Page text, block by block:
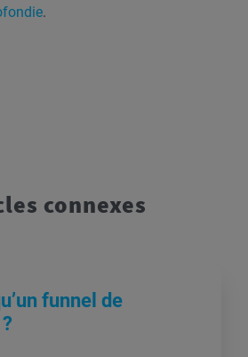
.
connexes
funnel de